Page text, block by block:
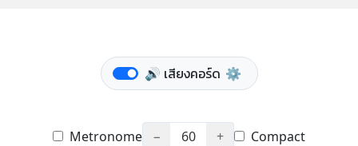
🔊 เสียงคอร์ด ⚙️
Metronome − 60 + Compact